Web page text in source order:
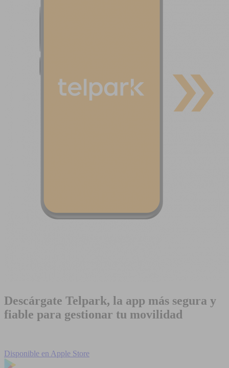
Descárgate Telpark, la app más segura y
fiable para gestionar tu movilidad
Disponible en Apple Store